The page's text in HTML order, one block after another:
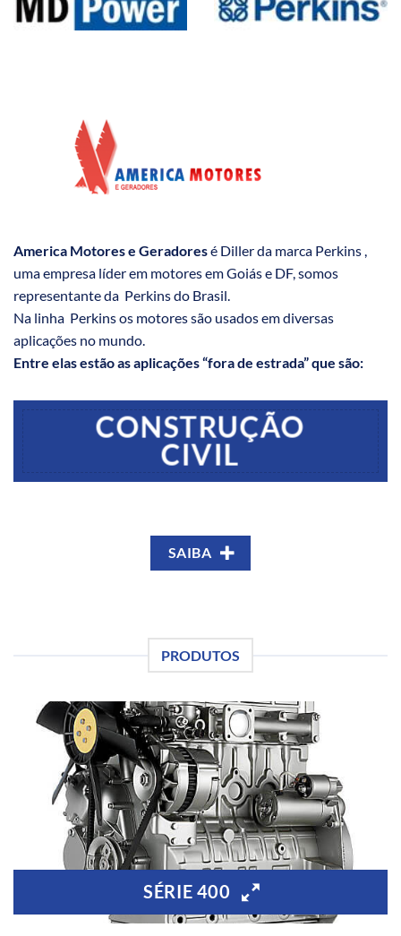
America Motores e Geradoresé Diller da marca Perkins ,
uma empresa líder em motores em Goiás e DF, somos
representante da Perkins do Brasil.
Na linha Perkins os motores são usados em diversas
aplicações no mundo.
Entre elas estão as aplicações “fora de estrada” que são:
CONSTRUÇÃO
CIVIL
SAIBA
PRODUTOS
SÉRIE 400